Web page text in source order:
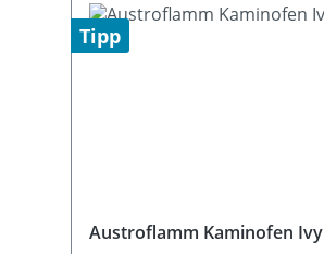
Tipp
Austroflamm Kaminofen Ivy